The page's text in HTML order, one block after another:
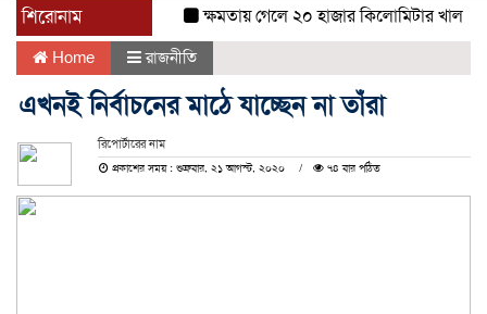
শিরোনাম ক্ষমতায় গেলে ২০ হাজার কিলোমিটার খাল খনন
Home রাজনীতি
এখনই নির্বাচনের মাঠে যাচ্ছেন না তাঁরা
রিপোর্টারের নাম
প্রকাশের সময় : শুক্রবার, ২১ আগস্ট, ২০২০
৭৪ বার পঠিত